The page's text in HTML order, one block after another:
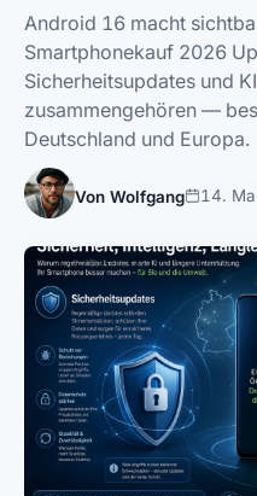
Android 16 macht
Smartphonekauf 2026
Sicherheitsupdates und
zusammengehören —
Deutschland und Europa.
Von Wolfgang 14.